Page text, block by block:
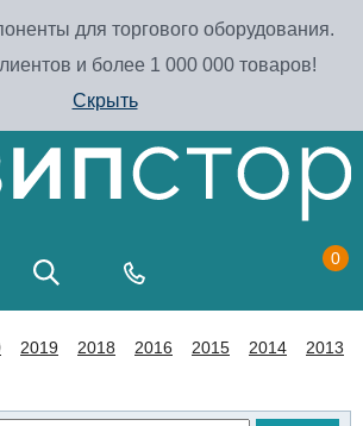
для торгового оборудования.
и более 1 000 000 товаров!
Скрыть
0
2019 2018 2016 2015 2014
2013